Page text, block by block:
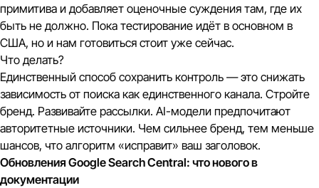
примитива и добавляет оценочные суждения там, где их
быть не должно. Пока тестирование идёт в основном в
США, но и нам готовиться стоит уже сейчас.
Что делать?
Единственный способ сохранить контроль — это снижать
зависимость от поиска как единственного канала. Стройте
бренд. Развивайте рассылки. AI-модели предпочитают
авторитетные источники. Чем сильнее бренд, тем меньше
шансов, что алгоритм «исправит» ваш заголовок.
Обновления Google Search Central: что нового в
документации